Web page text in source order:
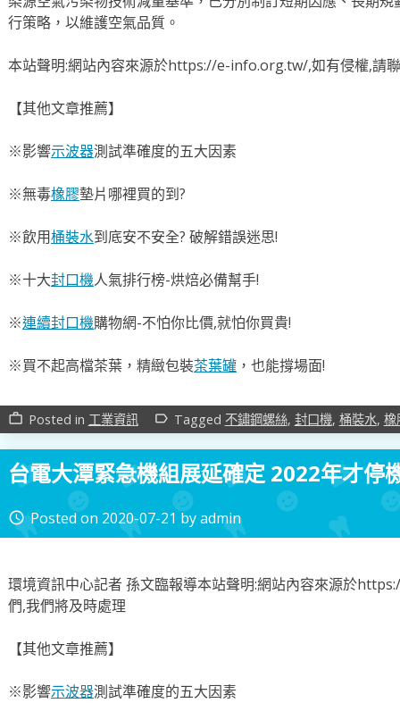
行策略，以維護空氣品質。
本站聲明:網站內容來源於https://e-info.org.tw/,如有侵權,請
【其他文章推薦】
※影響示波器測試準確度的五大因素
※無毒橡膠墊片哪裡買的到?
※飲用桶裝水到底安不安全? 破解錯誤迷思!
※十大封口機人氣排行榜-烘焙必備幫手!
※連續封口機購物網-不怕你比價,就怕你買貴!
※買不起高檔茶葉，精緻包裝茶葉罐，也能撐場面!
work_outline Posted in 工業資訊 label_outline Tagged 不鏽鋼螺絲, 封口機, 桶裝水, 橡
台電大潭緊急機組展延確定 2022年才停
access_time Posted on 2020-07-21 byadmin
環境資訊中心記者 孫文臨報導本站聲明:網站內容來源於
們,我們將及時處理
【其他文章推薦】
※影響示波器測試準確度的五大因素